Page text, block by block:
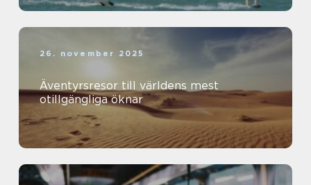
26. november 2025
Äventyrsresor till världens mest
otillgängliga öknar